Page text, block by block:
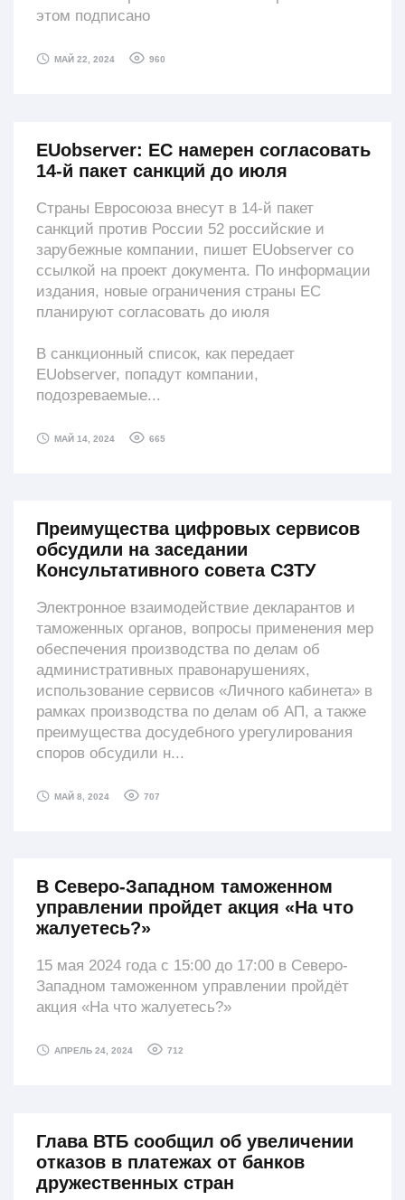
этом подписано
МАЙ 22, 2024 960
EUobserver: ЕС намерен согласовать
14-й пакет санкций до июля
Страны Евросоюза внесут в 14-й пакет
санкций против России 52 российские и
зарубежные компании, пишет EUobserver со
ссылкой на проект документа. По информации
издания, новые ограничения страны ЕС
планируют согласовать до июля
В санкционный список, как передает
EUobserver, попадут компании,
подозреваемые...
МАЙ 14, 2024 665
Преимущества цифровых сервисов
обсудили на заседании
Консультативного совета СЗТУ
Электронное взаимодействие декларантов и
таможенных органов, вопросы применения мер
обеспечения производства по делам об
административных правонарушениях,
использование сервисов «Личного кабинета» в
рамках производства по делам об АП, а также
преимущества досудебного урегулирования
споров обсудили н...
МАЙ 8, 2024 707
В Северо-Западном таможенном
управлении пройдет акция «На что
жалуетесь?»
15 мая 2024 года с 15:00 до 17:00 в Северо-
Западном таможенном управлении пройдёт
акция «На что жалуетесь?»
АПРЕЛЬ 24, 2024 712
Глава ВТБ сообщил об увеличении
отказов в платежах от банков
дружественных стран